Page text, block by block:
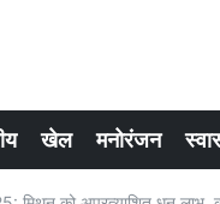
खेल मनोरंजन